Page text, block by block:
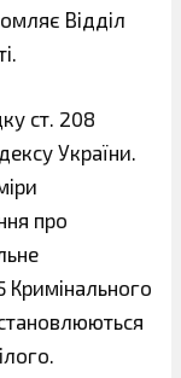
Відділ
ст. 208
України.
про
Кримінального